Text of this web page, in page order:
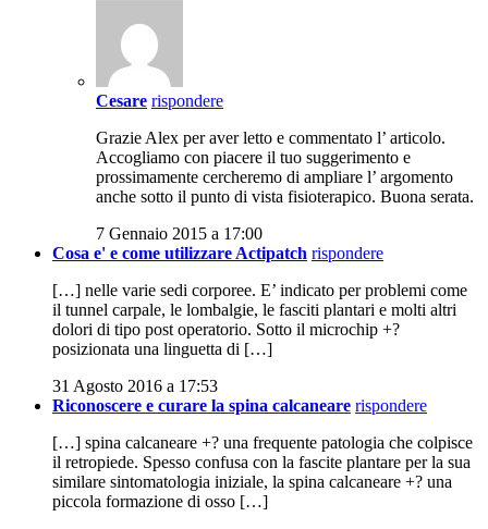
Cesare rispondere
Grazie Alex per aver letto e commentato l’ articolo.
Accogliamo con piacere il tuo suggerimento e
prossimamente cercheremo di ampliare l’ argomento
anche sotto il punto di vista fisioterapico. Buona serata.
7 Gennaio 2015 a 17:00
Cosa e' e come utilizzare Actipatch rispondere
[…] nelle varie sedi corporee. E’ indicato per problemi come
il tunnel carpale, le lombalgie, le fasciti plantari e molti altri
dolori di tipo post operatorio. Sotto il microchip +?
posizionata una linguetta di […]
31 Agosto 2016 a 17:53
Riconoscere e curare la spina calcaneare rispondere
[…] spina calcaneare +? una frequente patologia che colpisce
il retropiede. Spesso confusa con la fascite plantare per la sua
similare sintomatologia iniziale, la spina calcaneare +? una
piccola formazione di osso […]